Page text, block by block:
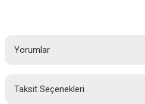
Yorumlar
Taksit Seçenekleri